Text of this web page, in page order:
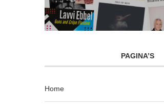
PAGINA’S
Home